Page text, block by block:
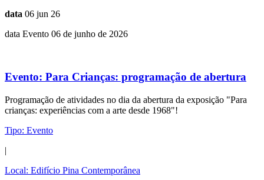
data 06 jun 26
data Evento 06 de junho de 2026
Evento: Para Crianças: programação de abertura
Programação de atividades no dia da abertura da exposição "Para
crianças: experiências com a arte desde 1968"!
Tipo: Evento
|
Local: Edifício Pina Contemporânea